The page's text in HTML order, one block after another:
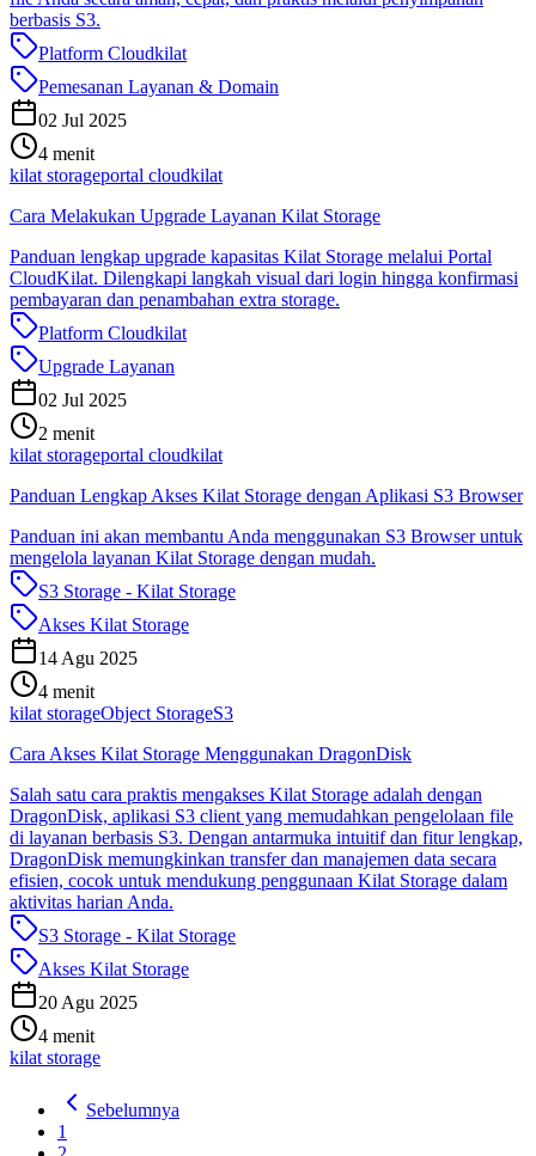
berbasis S3.
Platform Cloudkilat
Pemesanan Layanan & Domain
02 Jul 2025
4 menit
kilat storageportal cloudkilat
Cara Melakukan Upgrade Layanan Kilat Storage
Panduan lengkap upgrade kapasitas Kilat Storage melalui Portal
CloudKilat. Dilengkapi langkah visual dari login hingga konfirmasi
pembayaran dan penambahan extra storage.
Platform Cloudkilat
Upgrade Layanan
02 Jul 2025
2 menit
kilat storageportal cloudkilat
Panduan Lengkap Akses Kilat Storage dengan Aplikasi S3 Browser
Panduan ini akan membantu Anda menggunakan S3 Browser untuk
mengelola layanan Kilat Storage dengan mudah.
S3 Storage - Kilat Storage
Akses Kilat Storage
14 Agu 2025
4 menit
kilat storageObject StorageS3
Cara Akses Kilat Storage Menggunakan DragonDisk
Salah satu cara praktis mengakses Kilat Storage adalah dengan
DragonDisk, aplikasi S3 client yang memudahkan pengelolaan file
di layanan berbasis S3. Dengan antarmuka intuitif dan fitur lengkap,
DragonDisk memungkinkan transfer dan manajemen data secara
efisien, cocok untuk mendukung penggunaan Kilat Storage dalam
aktivitas harian Anda.
S3 Storage - Kilat Storage
Akses Kilat Storage
20 Agu 2025
4 menit
kilat storage
Sebelumnya
1